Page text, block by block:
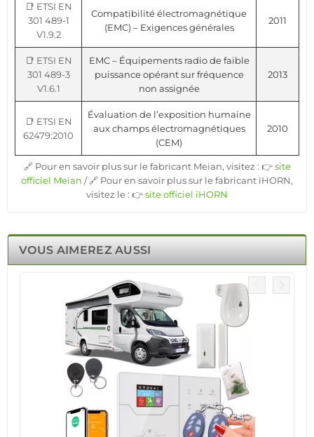
📑 ETSI EN
301 489-1
V1.9.2
Compatibilité électromagnétique
(EMC) – Exigences générales
2011
📑 ETSI EN
301 489-3
V1.6.1
EMC – Équipements radio de faible
puissance opérant sur fréquence
non assignée
2013
📑 ETSI EN
62479:2010
Évaluation de l’exposition humaine
aux champs électromagnétiques
(CEM)
2010
🔗 Pour en savoir plus sur le fabricant Meian, visitez : 👉site
officiel Meian / 🔗 Pour en savoir plus sur le fabricant iHORN,
visitez le : 👉site officiel iHORN
VOUS AIMEREZ AUSSI